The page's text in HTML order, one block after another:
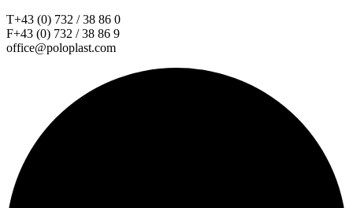
T+43 (0) 732 / 38 86 0
F+43 (0) 732 / 38 86 9
office@poloplast.com